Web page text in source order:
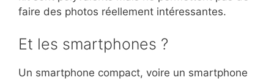
faire des photos réellement intéressantes.
Et les smartphones ?
Un smartphone compact, voire un smartphone